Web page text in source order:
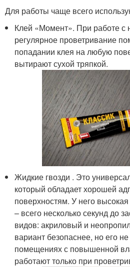
Для работы чаще всего
Клей «Момент». При работе с
регулярное проветривание
попадании клея на любую
вытирают сухой тряпкой.
Жидкие гвозди . Это
который обладает хорошей
поверхностям. У него
– всего несколько секунд до
видов: акриловый и
вариант безопаснее, но его
помещениях с повышенной
работают только при